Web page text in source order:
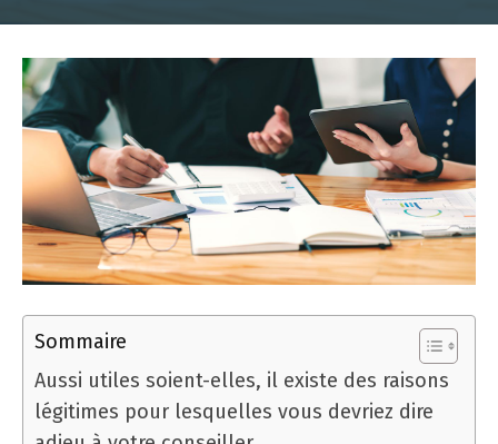
Sommaire
Aussi utiles soient-elles, il existe des raisons
légitimes pour lesquelles vous devriez dire